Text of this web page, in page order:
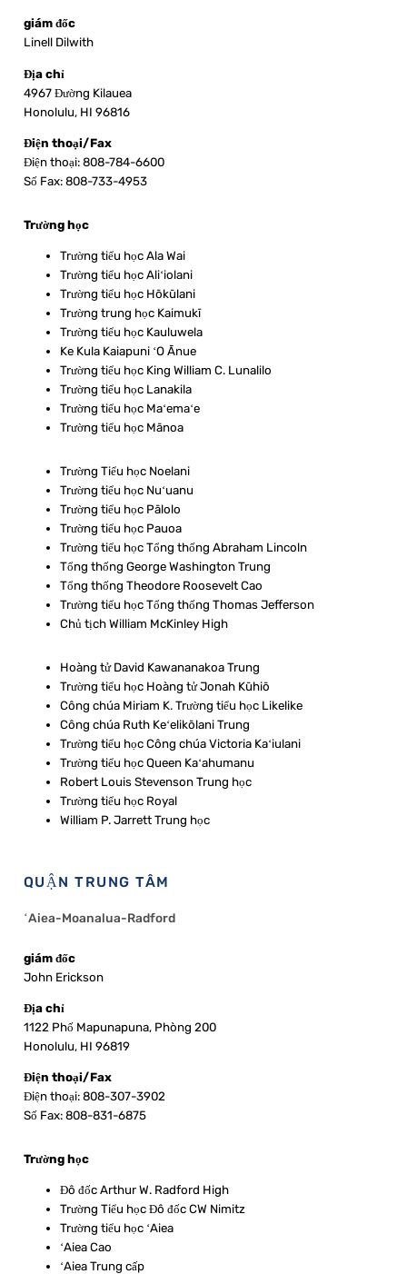
giám đốc
Linell Dilwith
Địa chỉ
4967 Đường Kilauea
Honolulu, HI 96816
Điện thoại/Fax
Điện thoại: 808-784-6600
Số Fax: 808-733-4953
Trường học
Trường tiểu học Ala Wai
Trường tiểu học Aliʻiolani
Trường tiểu học Hōkūlani
Trường trung học Kaimukī
Trường tiểu học Kauluwela
Ke Kula Kaiapuni ʻO Ānue
Trường tiểu học King William C. Lunalilo
Trường tiểu học Lanakila
Trường tiểu học Maʻemaʻe
Trường tiểu học Mānoa
Trường Tiểu học Noelani
Trường tiểu học Nuʻuanu
Trường tiểu học Pālolo
Trường tiểu học Pauoa
Trường tiểu học Tổng thống Abraham Lincoln
Tổng thống George Washington Trung
Tổng thống Theodore Roosevelt Cao
Trường tiểu học Tổng thống Thomas Jefferson
Chủ tịch William McKinley High
Hoàng tử David Kawananakoa Trung
Trường tiểu học Hoàng tử Jonah Kūhiō
Công chúa Miriam K. Trường tiểu học Likelike
Công chúa Ruth Keʻelikōlani Trung
Trường tiểu học Công chúa Victoria Kaʻiulani
Trường tiểu học Queen Kaʻahumanu
Robert Louis Stevenson Trung học
Trường tiểu học Royal
William P. Jarrett Trung học
QUẬN TRUNG TÂM
ʻAiea-Moanalua-Radford
giám đốc
John Erickson
Địa chỉ
1122 Phố Mapunapuna, Phòng 200
Honolulu, HI 96819
Điện thoại/Fax
Điện thoại: 808-307-3902
Số Fax: 808-831-6875
Trường học
Đô đốc Arthur W. Radford High
Trường Tiểu học Đô đốc CW Nimitz
Trường tiểu học ʻAiea
ʻAiea Cao
ʻAiea Trung cấp